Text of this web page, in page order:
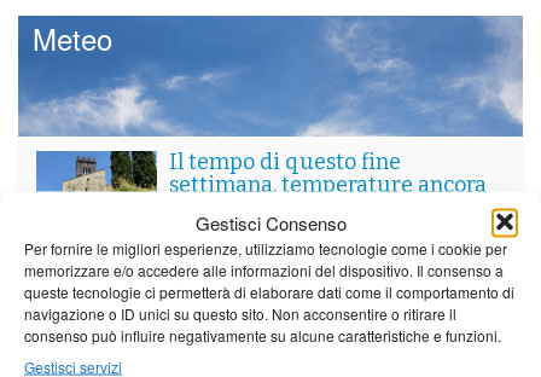
Gestisci Consenso
Per fornire le migliori esperienze, utilizziamo tecnologie come i cookie per
memorizzare e/o accedere alle informazioni del dispositivo. Il consenso a
queste tecnologie ci permetterà di elaborare dati come il comportamento di
navigazione o ID unici su questo sito. Non acconsentire o ritirare il
consenso può influire negativamente su alcune caratteristiche e funzioni.
Gestisci servizi
Meteo
Il tempo di questo fine
settimana. temperature ancora
stagionali
Leggi tutto…
Domenica Lunedì Martedì
Borgo a Mozzano